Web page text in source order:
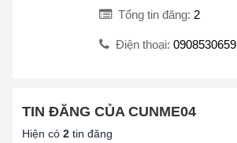
Tổng tin đăng: 2
Điện thoại: 0908530659
TIN ĐĂNG CỦA CUNME04
Hiện có 2 tin đăng